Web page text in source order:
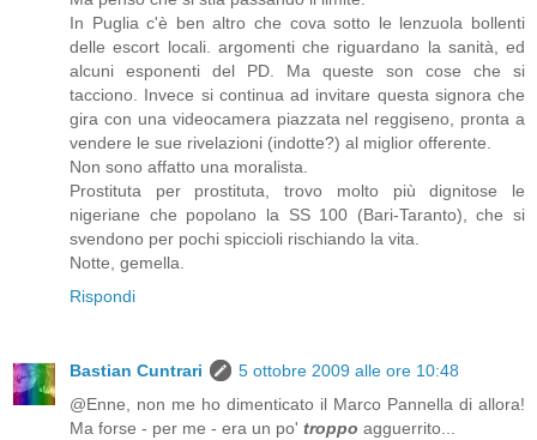
In Puglia c'è ben altro che cova sotto le lenzuola bollenti
delle escort locali. argomenti che riguardano la sanità, ed
alcuni esponenti del PD. Ma queste son cose che si
tacciono. Invece si continua ad invitare questa signora che
gira con una videocamera piazzata nel reggiseno, pronta a
vendere le sue rivelazioni (indotte?) al miglior offerente.
Non sono affatto una moralista.
Prostituta per prostituta, trovo molto più dignitose le
nigeriane che popolano la SS 100 (Bari-Taranto), che si
svendono per pochi spiccioli rischiando la vita.
Notte, gemella.
Rispondi
Bastian Cuntrari
5 ottobre 2009 alle ore 10:48
@Enne, non me ho dimenticato il Marco Pannella di allora!
Ma forse - per me - era un po' troppo agguerrito...